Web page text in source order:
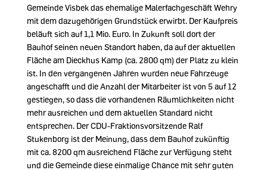
Gemeinde Visbek das ehemalige Malerfachgeschäft Wehry
mit dem dazugehörigen Grundstück erwirbt. Der Kaufpreis
beläuft sich auf 1,1 Mio. Euro. In Zukunft soll dort der
Bauhof seinen neuen Standort haben, da auf der aktuellen
Fläche am Dieckhus Kamp (ca. 2800 qm) der Platz zu klein
ist. In den vergangenen Jahren wurden neue Fahrzeuge
angeschafft und die Anzahl der Mitarbeiter ist von 5 auf 12
gestiegen, so dass die vorhandenen Räumlichkeiten nicht
mehr ausreichen und dem aktuellen Standard nicht
entsprechen. Der CDU-Fraktionsvorsitzende Ralf
Stukenborg ist der Meinung, dass dem Bauhof zukünftig
mit ca. 8200 qm ausreichend Fläche zur Verfügung steht
und die Gemeinde diese einmalige Chance mit sehr guten